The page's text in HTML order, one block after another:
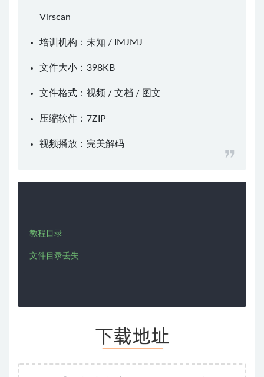
Virscan
培训机构：未知 / IMJMJ
文件大小：398KB
文件格式：视频 / 文档 / 图文
压缩软件： 7ZIP
视频播放： 完美解码
教程目录